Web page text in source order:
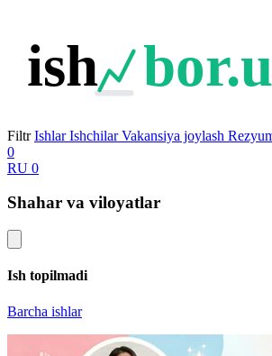
ish
Filtr Ishlar Ishchilar Vakansiya joylash
0
RU 0
Shahar va viloyatlar
Ish topilmadi
Barcha ishlar